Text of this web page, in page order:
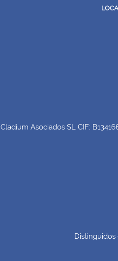
Cladium Asociados SL CIF: